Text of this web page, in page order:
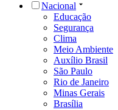
Nacional
Educação
Segurança
Clima
Meio Ambiente
Auxílio Brasil
São Paulo
Rio de Janeiro
Minas Gerais
Brasília